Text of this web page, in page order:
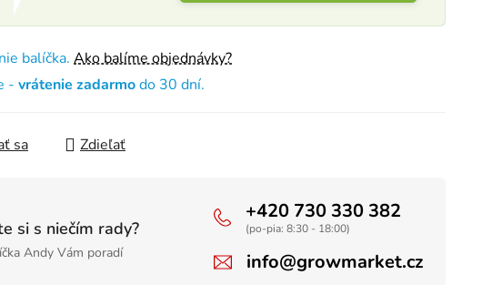
balíčka. Ako balíme objednávky?
- vrátenie zadarmodo 30 dní.
sa Zdieľať
si s niečím rady?
Andy Vám poradí
+420 730 330 382
(po-pia: 8:30 - 18:00)
info@growmarket.cz